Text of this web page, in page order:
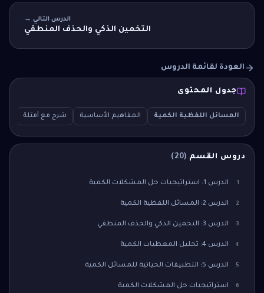
الدرس التالي →
التخمين الذكي والحذف المنطقي
العودة لقائمة الدروس
جدول المحتوى
المسائل اللفظية الكمية المفاهيم الأساسية شرح مع أمثلة
دروس القسم (
20
)
1 الدرس 1: استراتيجيات حل المشكلات الكمية
2 الدرس 2: المسائل اللفظية الكمية
3 الدرس 3: التخمين الذكي والحذف المنطقي
4 الدرس 4: تحليل المعطيات الكمية
5 الدرس 5: التطبيقات الحياتية للمسائل الكمية
6 استراتيجيات حل المشكلات الكمية